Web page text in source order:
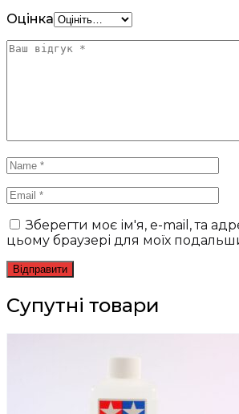
Оцінка
Зберегти моє ім'я, e-mail, та
цьому браузері для моїх
Супутні товари